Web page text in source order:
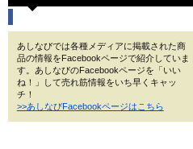
あしなびでは各種メディアに掲載された商
品の情報をFacebookページで紹介していま
す。あしなびのFacebookページを「いい
ね！」して売れ筋情報をいち早くキャッ
チ！
>>あしなびFacebookページはこちら